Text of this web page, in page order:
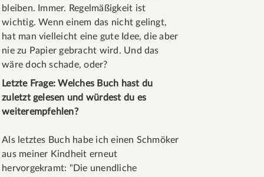
bleiben. Immer. Regelmäßigkeit ist
wichtig. Wenn einem das nicht gelingt,
hat man vielleicht eine gute Idee, die aber
nie zu Papier gebracht wird. Und das
wäre doch schade, oder?
Letzte Frage: Welches Buch hast du
zuletzt gelesen und würdest du es
weiterempfehlen?
Als letztes Buch habe ich einen Schmöker
aus meiner Kindheit erneut
hervorgekramt: "Die unendliche